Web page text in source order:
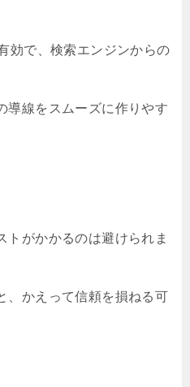
効で、検索エンジンからの
導線をスムーズに作りやす
トがかかるのは避けられま
、かえって信頼を損ねる可